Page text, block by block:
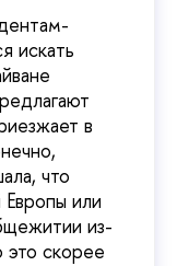
искать
в
что
или
из-
это скорее